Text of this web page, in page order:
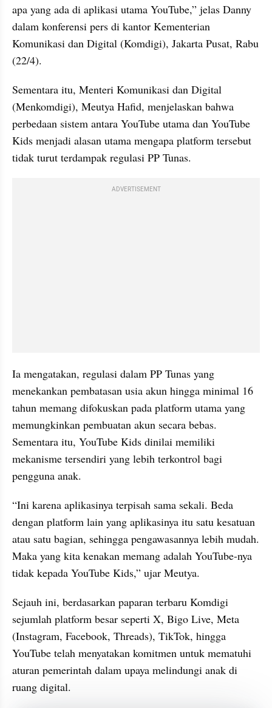
apa yang ada di aplikasi utama YouTube,” jelas Danny
dalam konferensi pers di kantor Kementerian
Komunikasi dan Digital (Komdigi), Jakarta Pusat, Rabu
(22/4).
Sementara itu, Menteri Komunikasi dan Digital
(Menkomdigi), Meutya Hafid, menjelaskan bahwa
perbedaan sistem antara YouTube utama dan YouTube
Kids menjadi alasan utama mengapa platform tersebut
tidak turut terdampak regulasi PP Tunas.
ADVERTISEMENT
Ia mengatakan, regulasi dalam PP Tunas yang
menekankan pembatasan usia akun hingga minimal 16
tahun memang difokuskan pada platform utama yang
memungkinkan pembuatan akun secara bebas.
Sementara itu, YouTube Kids dinilai memiliki
mekanisme tersendiri yang lebih terkontrol bagi
pengguna anak.
“Ini karena aplikasinya terpisah sama sekali. Beda
dengan platform lain yang aplikasinya itu satu kesatuan
atau satu bagian, sehingga pengawasannya lebih mudah.
Maka yang kita kenakan memang adalah YouTube-nya
tidak kepada YouTube Kids,” ujar Meutya.
Sejauh ini, berdasarkan paparan terbaru Komdigi
sejumlah platform besar seperti X, Bigo Live, Meta
(Instagram, Facebook, Threads), TikTok, hingga
YouTube telah menyatakan komitmen untuk mematuhi
aturan pemerintah dalam upaya melindungi anak di
ruang digital.